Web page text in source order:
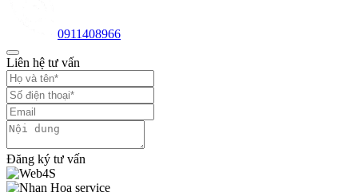
0911408966
Liên hệ tư vấn
Đăng ký tư vấn